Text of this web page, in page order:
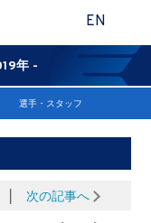
EN
年 -
選手・スタッフ
次の記事へ